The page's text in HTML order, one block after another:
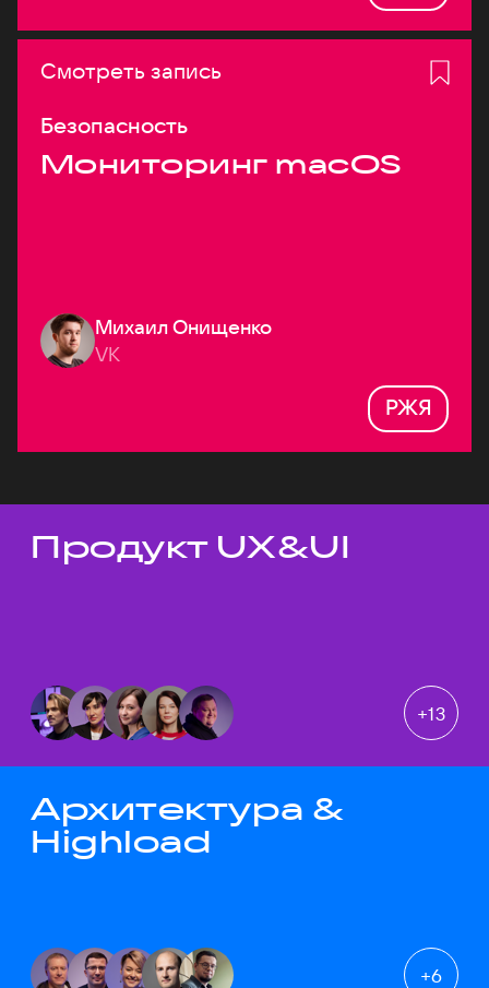
Смотреть запись
Безопасность
Мониторинг macOS
Михаил Онищенко
VK
РЖЯ
Темы докладов
Продукт UX&UI
+13
Архитектура &
Highload
+6